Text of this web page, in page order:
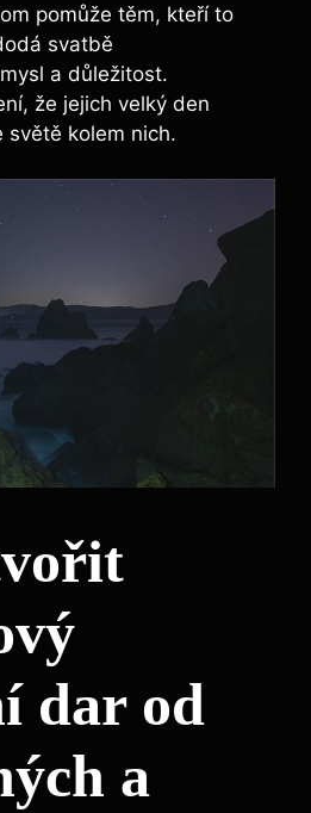
pomůže těm, kteří to
svatbě
a důležitost.
že jejich velký den
světě kolem nich.
dar od
a